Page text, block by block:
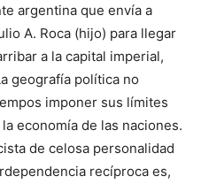
argentina que envía a
A. Roca (hijo) para llegar
a la capital imperial,
geografía política no
imponer sus límites
economía de las naciones.
de celosa personalidad
recíproca es,